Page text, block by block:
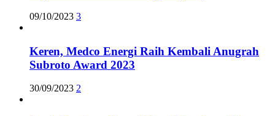
09/10/2023 3
Keren, Medco Energi Raih Kembali Anugrah
Subroto Award 2023
30/09/2023 2